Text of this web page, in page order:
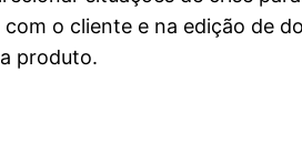
o cliente e na edição de
produto.